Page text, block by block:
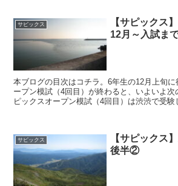
サピックス
【サピック
12月～入試ま
本ブログの目次はコチラ。6年生の12月上旬
ープン模試（4回目）が終わると、いよいよ次
ピックスオープン模試（4回目）は渋渋で受
サピックス
【サピックス
後半②